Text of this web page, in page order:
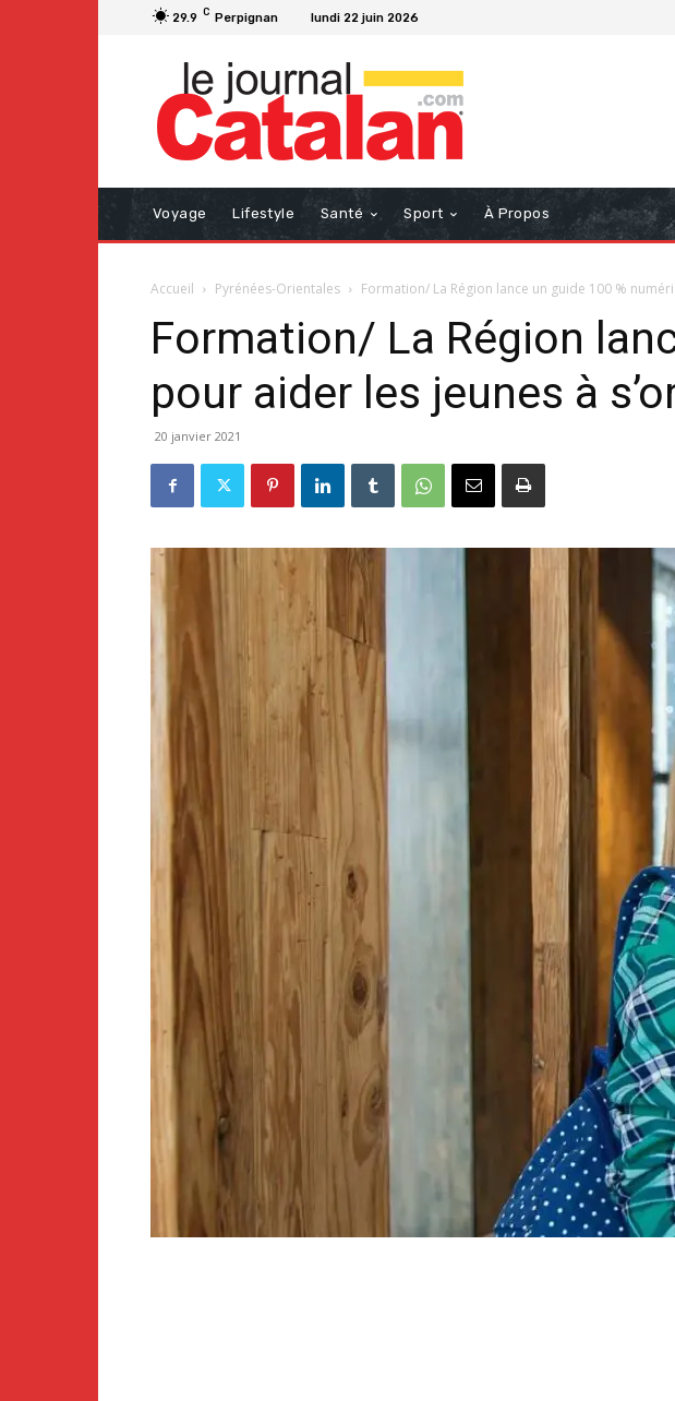
29.9 C Perpignan lundi 22 juin 2026
Voyage Lifestyle Santé Sport À Propos
Accueil Pyrénées-Orientales Formation/ La Région lance un guide 100 %
Formation/ La Région
pour aider les jeunes à
20 janvier 2021